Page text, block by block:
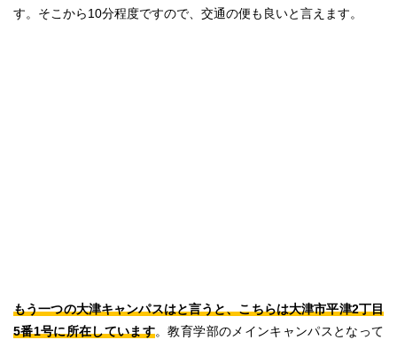
す。そこから10分程度ですので、交通の便も良いと言えます。
もう一つの大津キャンパスはと言うと、こちらは大津市平津2丁目
5番1号に所在しています。教育学部のメインキャンパスとなって